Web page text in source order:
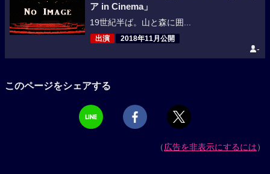
ア in Cinema」
19世紀半ば。山と森に囲...
出演 2018年11月公開
-
このページをシェアする
（広告を非表示にするには）